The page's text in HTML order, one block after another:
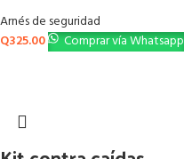
Arnés de seguridad
Q325.00 Comprar vía Whatsapp